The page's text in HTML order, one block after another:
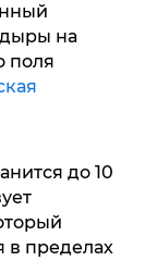
дыры на
поля
до 10
в пределах